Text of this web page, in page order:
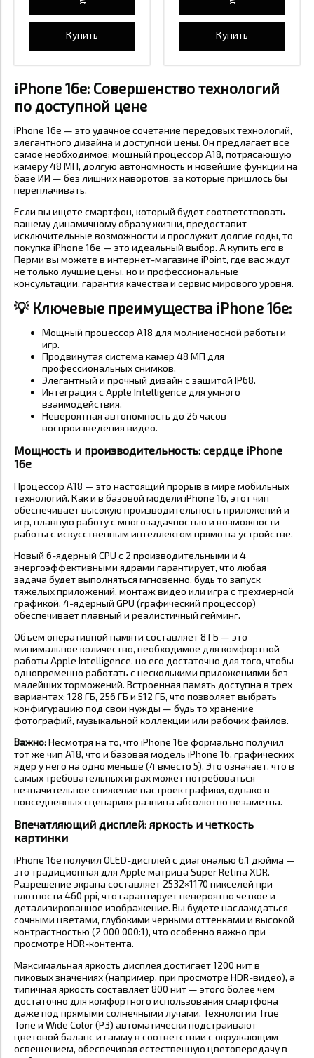
Купить Купить
iPhone 16e: Совершенство технологий
по доступной цене
iPhone 16e — это удачное сочетание передовых технологий,
элегантного дизайна и доступной цены. Он предлагает все
самое необходимое: мощный процессор A18, потрясающую
камеру 48 МП, долгую автономность и новейшие функции на
базе ИИ — без лишних наворотов, за которые пришлось бы
переплачивать.
Если вы ищете смартфон, который будет соответствовать
вашему динамичному образу жизни, предоставит
исключительные возможности и прослужит долгие годы, то
покупка iPhone 16e — это идеальный выбор. А купить его в
Перми вы можете в интернет-магазине iPoint, где вас ждут
не только лучшие цены, но и профессиональные
консультации, гарантия качества и сервис мирового уровня.
💡 Ключевые преимущества iPhone 16e:
Мощный процессор A18 для молниеносной работы и
игр.
Продвинутая система камер 48 МП для
профессиональных снимков.
Элегантный и прочный дизайн с защитой IP68.
Интеграция с Apple Intelligence для умного
взаимодействия.
Невероятная автономность до 26 часов
воспроизведения видео.
Мощность и производительность: сердце iPhone
16e
Процессор A18 — это настоящий прорыв в мире мобильных
технологий. Как и в базовой модели iPhone 16, этот чип
обеспечивает высокую производительность приложений и
игр, плавную работу с многозадачностью и возможности
работы с искусственным интеллектом прямо на устройстве.
Новый 6-ядерный CPU с 2 производительными и 4
энергоэффективными ядрами гарантирует, что любая
задача будет выполняться мгновенно, будь то запуск
тяжелых приложений, монтаж видео или игра с трехмерной
графикой. 4-ядерный GPU (графический процессор)
обеспечивает плавный и реалистичный гейминг.
Объем оперативной памяти составляет 8 ГБ — это
минимальное количество, необходимое для комфортной
работы Apple Intelligence, но его достаточно для того, чтобы
одновременно работать с несколькими приложениями без
малейших торможений. Встроенная память доступна в трех
вариантах: 128 ГБ, 256 ГБ и 512 ГБ, что позволяет выбрать
конфигурацию под свои нужды — будь то хранение
фотографий, музыкальной коллекции или рабочих файлов.
Важно:Несмотря на то, что iPhone 16e формально получил
тот же чип A18, что и базовая модель iPhone 16, графических
ядер у него на одно меньше (4 вместо 5). Это означает, что в
самых требовательных играх может потребоваться
незначительное снижение настроек графики, однако в
повседневных сценариях разница абсолютно незаметна.
Впечатляющий дисплей: яркость и четкость
картинки
iPhone 16e получил OLED-дисплей с диагональю 6,1 дюйма —
это традиционная для Apple матрица Super Retina XDR.
Разрешение экрана составляет 2532×1170 пикселей при
плотности 460 ppi, что гарантирует невероятно четкое и
детализированное изображение. Вы будете наслаждаться
сочными цветами, глубокими черными оттенками и высокой
контрастностью (2 000 000:1), что особенно важно при
просмотре HDR-контента.
Максимальная яркость дисплея достигает 1200 нит в
пиковых значениях (например, при просмотре HDR-видео), а
типичная яркость составляет 800 нит — этого более чем
достаточно для комфортного использования смартфона
даже под прямыми солнечными лучами. Технологии True
Tone и Wide Color (P3) автоматически подстраивают
цветовой баланс и гамму в соответствии с окружающим
освещением, обеспечивая естественную цветопередачу в